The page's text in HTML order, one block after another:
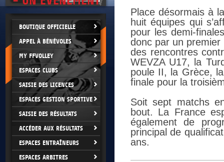
BOUTIQUE OFFICIELLE
APPEL À BÉNÉVOLES
MY FFVOLLEY
ESPACES CLUBS
SAISIE DES LICENCES
ESPACES GESTION SPORTIVE
SAISIE DES RÉSULTATS
ACCÉDER AUX RÉSULTATS
ESPACES ENTRAÎNEURS
ESPACES ARBITRES
Place désormais à
huit équipes qui
pour les demi-
donc par un
des rencontres
WEVZA U17, la
poule II, la Grèce,
finale pour la
Soit sept matchs
bout. La France
également de
principal de
ans.